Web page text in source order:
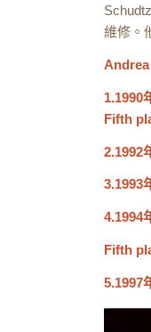
維修。
Andrea
1.1990
Fifth
2.1992
3.1993
4.1994
Fifth
5.1997